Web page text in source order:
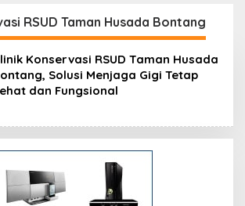
Pupuk
Resmi Dipetakan
RSUD Taman Husada Bontang
Konservasi RSUD Taman Husada
Solusi Menjaga Gigi Tetap
dan Fungsional